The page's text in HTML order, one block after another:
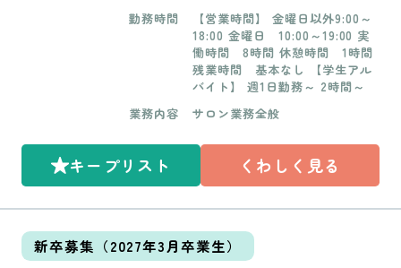
-1 U hair 御器所店/愛知県名古
屋市昭和区台町2丁目29番5 サニ
ーサイドⅥ 1F
春駅から車で7分/MOZOから車
で5分 U Hair 千代田橋店/地下
鉄名城線「茶屋ヶ坂」駅下車 徒
歩15分/基幹バス「汁谷」停留所
より徒歩約3分 U hair sakashit
air 御器所店/地下鉄鶴舞線・桜
勤務時間
【営業時間】 金曜日以外9:00～
18:00 金曜日 10:00～19:00 実
働時間 8時間 休憩時間 1時間
残業時間 基本なし 【学生アル
バイト】 週1日勤務～ 2時間～
業務内容
サロン業務全般
キープリスト くわしく見る
新卒募集（2027年3月卒業生）